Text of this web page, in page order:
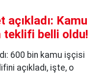
açıkladı: Kamu
teklifi belli oldu!
600 bin kamu işçisi
açıkladı, işte, o